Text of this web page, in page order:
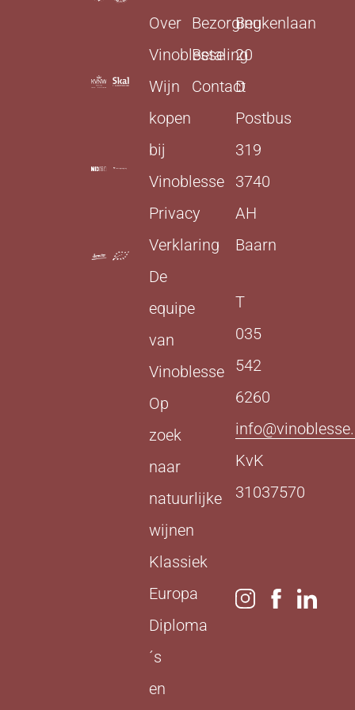
Over
Vinoblesse
Wijn
kopen
bij
Vinoblesse
Privacy
Verklaring
De
equipe
van
Vinoblesse
Op
zoek
naar
natuurlijke
wijnen
Klassiek
Europa
Diploma
´s
en
Bezorging
Betaling
Contact
Beukenlaan
20
D
Postbus
319
3740
AH
Baarn
T
035
542
6260
KvK
31037570